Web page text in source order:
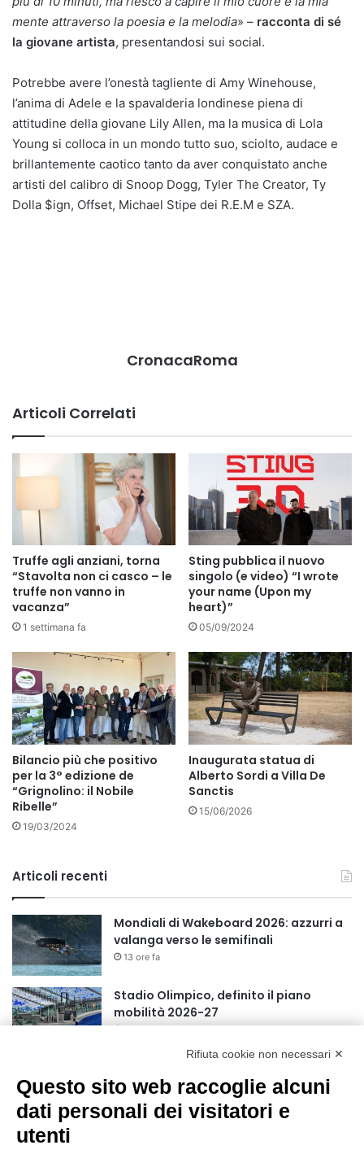
mente attraverso la poesia e la melodia» – racconta di sé
la giovane artista, presentandosi sui social.
Potrebbe avere l’onestà tagliente di Amy Winehouse,
l’anima di Adele e la spavalderia londinese piena di
attitudine della giovane Lily Allen, ma la musica di Lola
Young si colloca in un mondo tutto suo, sciolto, audace e
brillantemente caotico tanto da aver conquistato anche
artisti del calibro di Snoop Dogg, Tyler The Creator, Ty
Dolla $ign, Offset, Michael Stipe dei R.E.M e SZA.
CronacaRoma
Articoli Correlati
Truffe agli anziani, torna
“Stavolta non ci casco – le
truffe non vanno in
vacanza”
1 settimana fa
Sting pubblica il nuovo
singolo (e video) “I wrote
your name (Upon my
heart)”
05/09/2024
Bilancio più che positivo
per la 3° edizione de
“Grignolino: il Nobile
Ribelle”
19/03/2024
Inaugurata statua di
Alberto Sordi a Villa De
Sanctis
15/06/2026
Articoli recenti
Mondiali di Wakeboard 2026: azzurri a
valanga verso le semifinali
13 ore fa
Stadio Olimpico, definito il piano
mobilità 2026-27
17 ore fa
farmaci in Italia
20 ore fa
Rifiuta cookie non necessari ✕
Questo sito web raccoglie alcuni
dati personali dei visitatori e
utenti